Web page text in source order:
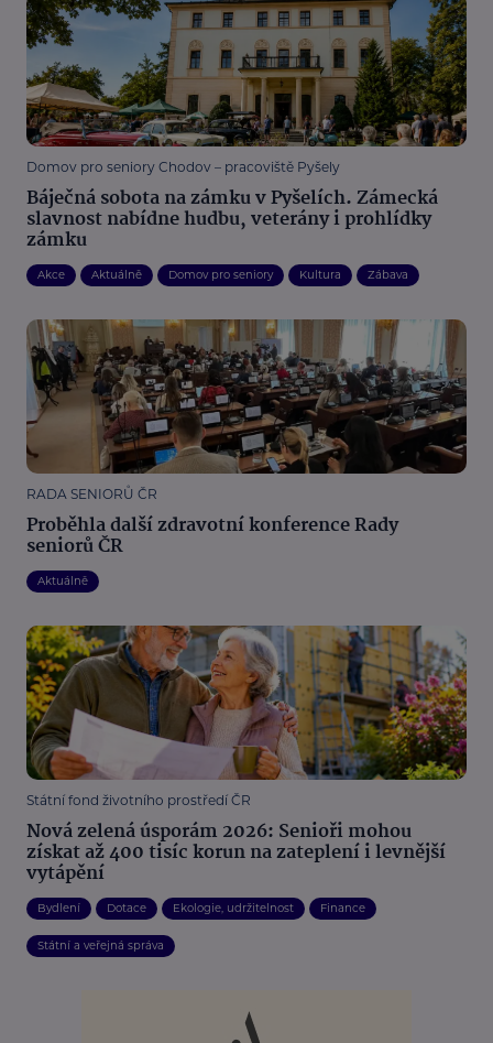
Domov pro seniory Chodov – pracoviště Pyšely
Báječná sobota na zámku v Pyšelích. Zámecká
slavnost nabídne hudbu, veterány i prohlídky
zámku
Akce Aktuálně Domov pro seniory Kultura Zábava
RADA SENIORŮ ČR
Proběhla další zdravotní konference Rady
seniorů ČR
Aktuálně
Státní fond životního prostředí ČR
Nová zelená úsporám 2026: Senioři mohou
získat až 400 tisíc korun na zateplení i levnější
vytápění
Bydlení Dotace Ekologie, udržitelnost Finance
Státní a veřejná správa